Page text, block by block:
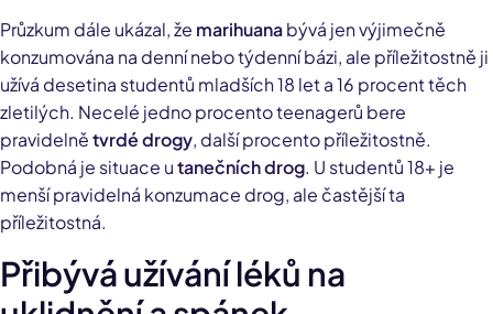
Průzkum dále ukázal, že marihuanabývá jen výjimečně
konzumována na denní nebo týdenní bázi, ale příležitostně ji
užívá desetina studentů mladších 18 let a 16 procent těch
zletilých. Necelé jedno procento teenagerů bere
pravidelnětvrdé drogy, další procento příležitostně.
Podobná je situace utanečních drog. U studentů 18+ je
menší pravidelná konzumace drog, ale častější ta
příležitostná.
Přibývá užívání léků na